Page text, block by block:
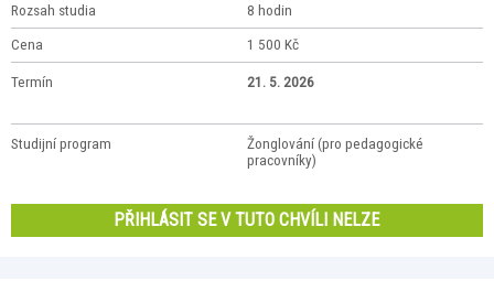
Rozsah studia 8 hodin
Cena 1 500 Kč
Termín 21. 5. 2026
Studijní program
Žonglování (pro pedagogické
pracovníky)
PŘIHLÁSIT SE V TUTO CHVÍLI NELZE